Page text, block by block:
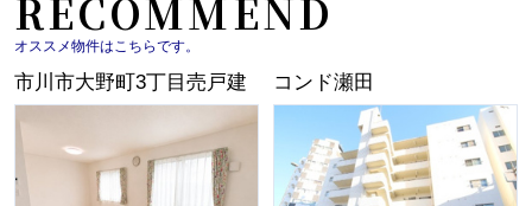
RECOMMEND
オススメ物件はこちらです。
市川市大野町3丁目売戸建 コンド瀬田